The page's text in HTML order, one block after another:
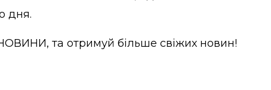
дня.
, та отримуй більше свіжих новин!